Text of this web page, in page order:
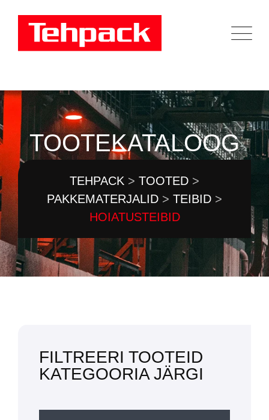
TOOTEKATALOOG
TEHPACK > TOOTED >
PAKKEMATERJALID > TEIBID >
HOIATUSTEIBID
FILTREERI TOOTEID
KATEGOORIA JÄRGI